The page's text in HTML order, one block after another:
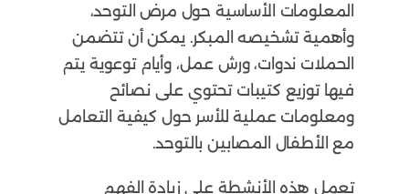
المعلومات الأساسية حول مرض التوحد،
وأهمية تشخيصه المبكر. يمكن أن تتضمن
الحملات ندوات، ورش عمل، وأيام توعوية يتم
فيها توزيع كتيبات تحتوي على نصائح
ومعلومات عملية للأسر حول كيفية التعامل
مع الأطفال المصابين بالتوحد.
تعمل هذه الأنشطة على زيادة الفهم